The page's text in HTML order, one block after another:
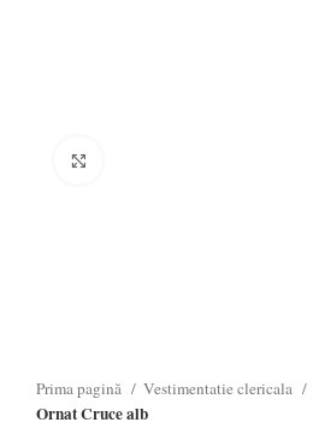
Prima pagină Vestimentatie clericala
Ornat Cruce alb